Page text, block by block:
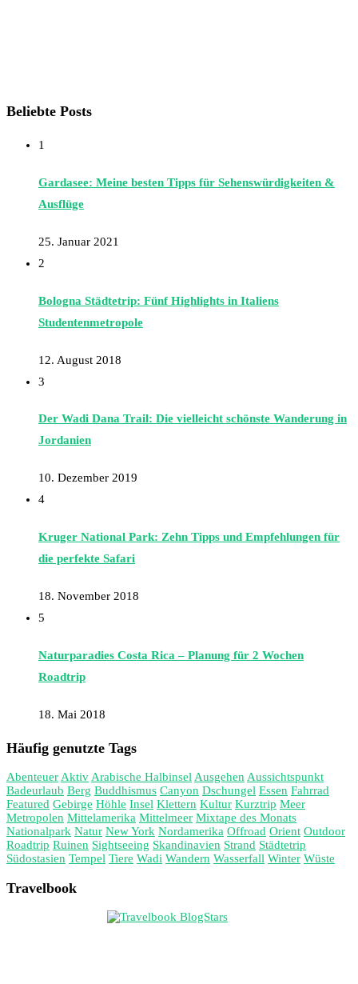
Beliebte Posts
1
Gardasee: Meine besten Tipps für Sehenswürdigkeiten &
Ausflüge
25. Januar 2021
2
Bologna Städtetrip: Fünf Highlights in Italiens
Studentenmetropole
12. August 2018
3
Der Wadi Dana Trail: Die vielleicht schönste Wanderung in
Jordanien
10. Dezember 2019
4
Kruger National Park: Zehn Tipps und Empfehlungen für
die perfekte Safari
18. November 2018
5
Naturparadies Costa Rica – Planung für 2 Wochen
Roadtrip
18. Mai 2018
Häufig genutzte Tags
AbenteuerAktivArabische HalbinselAusgehen Aussichtspunkt
Badeurlaub Berg Buddhismus Canyon Dschungel Essen Fahrrad
Featured Gebirge Höhle Insel Klettern Kultur Kurztrip Meer
Metropolen Mittelamerika Mittelmeer Mixtape des Monats
Nationalpark Natur New York Nordamerika Offroad Orient Outdoor
Roadtrip Ruinen Sightseeing Skandinavien Strand Städtetrip
Südostasien Tempel Tiere Wadi Wandern Wasserfall Winter Wüste
Travelbook